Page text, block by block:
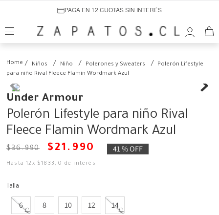
PAGA EN 12 CUOTAS SIN INTERÉS
Niños Niño Polerones y Sweaters
Polerón Lifestyle
para niño Rival Fleece Flamin Wordmark Azul
Under Armour
Polerón Lifestyle para niño Rival
Fleece Flamin Wordmark Azul
$36.990 $ 21 . 990 41 %OFF
Hasta12 x $1833 ,0 de interés
Talla
6 8 10 12 14